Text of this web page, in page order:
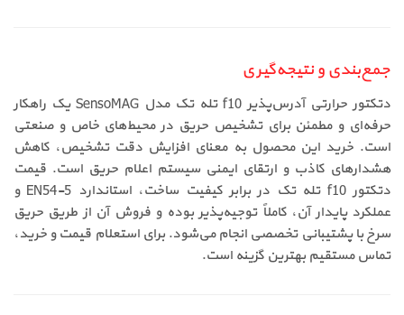
جمع‌بندی و نتیجه‌گیری
دتکتور حرارتی آدرس‌پذیر f10 تله تک مدل SensoMAG یک راهکار
حرفه‌ای و مطمئن برای تشخیص حریق در محیط‌های خاص و صنعتی
است. خرید این محصول به معنای افزایش دقت تشخیص، کاهش
هشدارهای کاذب و ارتقای ایمنی سیستم اعلام حریق است. قیمت
دتکتور f10 تله تک در برابر کیفیت ساخت، استاندارد EN54-5 و
عملکرد پایدار آن، کاملاً توجیه‌پذیر بوده و فروش آن از طریق حریق
سرخ با پشتیبانی تخصصی انجام می‌شود. برای استعلام قیمت و خرید،
تماس مستقیم بهترین گزینه است.